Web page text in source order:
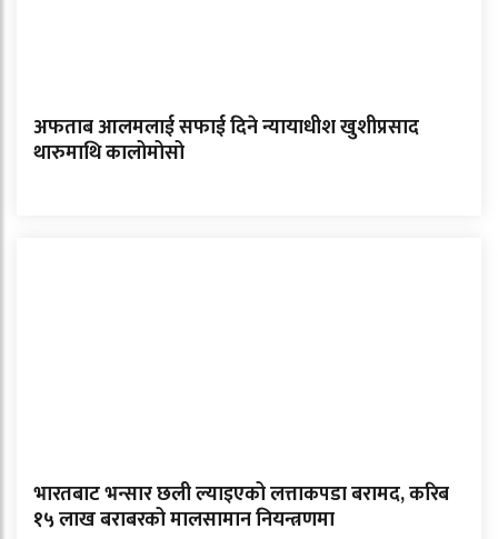
अफताब आलमलाई सफाई दिने न्यायाधीश खुशीप्रसाद
थारुमाथि कालोमोसो
भारतबाट भन्सार छली ल्याइएको लत्ताकपडा बरामद, करिब
१५ लाख बराबरको मालसामान नियन्त्रणमा